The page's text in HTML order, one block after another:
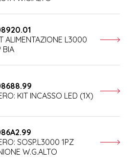
ALIMENTAZIONE L3000
BIA
KIT INCASSO LED (1X)
SOSP.L3000 1PZ
W.G.ALTO